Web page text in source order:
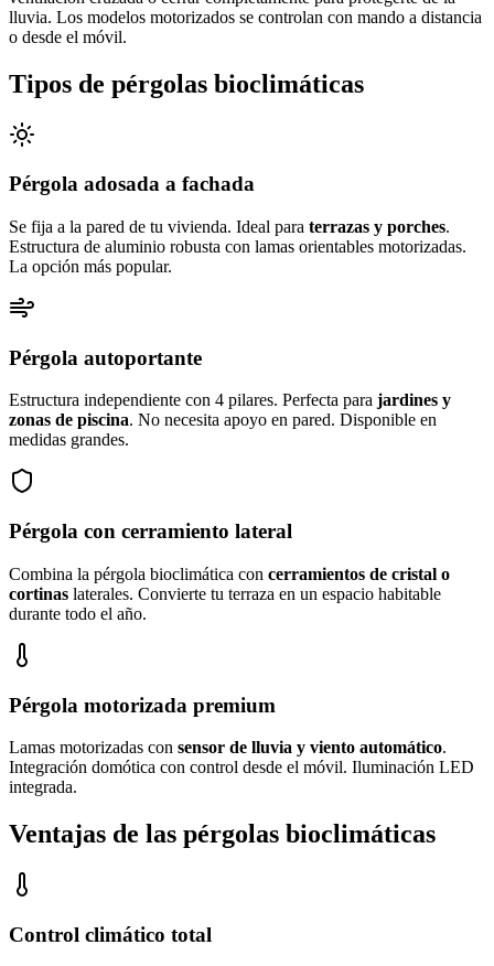
lluvia. Los modelos motorizados se controlan con mando a distancia
o desde el móvil.
Tipos de pérgolas bioclimáticas
Pérgola adosada a fachada
Se fija a la pared de tu vivienda. Ideal para terrazas y porches.
Estructura de aluminio robusta con lamas orientables motorizadas.
La opción más popular.
Pérgola autoportante
Estructura independiente con 4 pilares. Perfecta para jardines y
zonas de piscina. No necesita apoyo en pared. Disponible en
medidas grandes.
Pérgola con cerramiento lateral
Combina la pérgola bioclimática con cerramientos de cristal o
cortinas laterales. Convierte tu terraza en un espacio habitable
durante todo el año.
Pérgola motorizada premium
Lamas motorizadas con sensor de lluvia y viento automático.
Integración domótica con control desde el móvil. Iluminación LED
integrada.
Ventajas de las pérgolas bioclimáticas
Control climático total